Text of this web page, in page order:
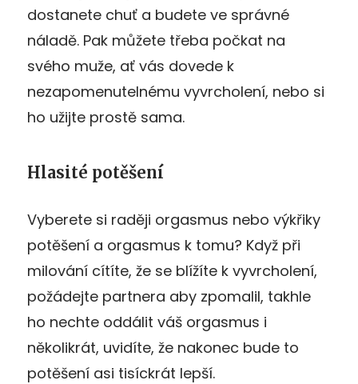
dostanete chuť a budete ve správné
náladě. Pak můžete třeba počkat na
svého muže, ať vás dovede k
nezapomenutelnému vyvrcholení, nebo si
ho užijte prostě sama.
Hlasité potěšení
Vyberete si raději orgasmus nebo výkřiky
potěšení a orgasmus k tomu? Když při
milování cítíte, že se blížíte k vyvrcholení,
požádejte partnera aby zpomalil, takhle
ho nechte oddálit váš orgasmus i
několikrát, uvidíte, že nakonec bude to
potěšení asi tisíckrát lepší.